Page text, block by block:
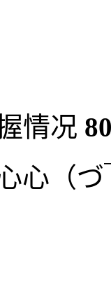
情况
心（